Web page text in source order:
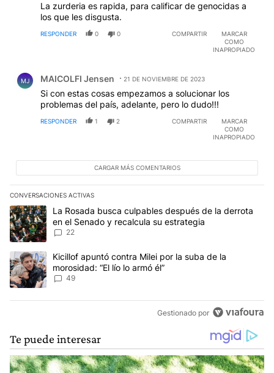
La zurderia es rapida, para calificar de genocidas a
los que les disgusta.
RESPONDER 0 0 COMPARTIR
MARCAR
COMO
INAPROPIADO
MJ MAICOLFI Jensen 21 DE NOVIEMBRE DE 2023
Si con estas cosas empezamos a solucionar los
problemas del país, adelante, pero lo dudo!!!
RESPONDER 1 2 COMPARTIR
MARCAR
COMO
INAPROPIADO
CARGAR MÁS COMENTARIOS
CONVERSACIONES ACTIVAS
Este listado muestra los artículos con más comentarios en los
Un artículo de tendencia con el título "La Rosada busca
La Rosada busca culpables después de la derrota
en el Senado y recalcula su estrategia
22
Un artículo de tendencia con el título "Kicillof apuntó contra Milei
Kicillof apuntó contra Milei por la suba de la
morosidad: “El lío lo armó él”
49
Gestionado por